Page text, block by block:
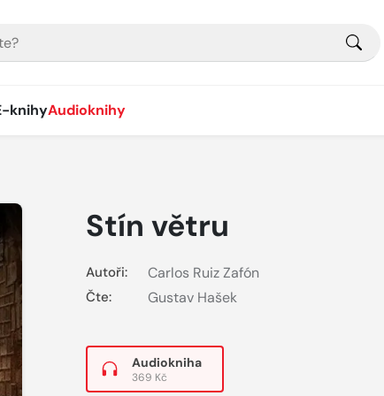
knihyAudioknihy
Stín větru
Autoři: Carlos Ruiz Zafón
Čte: Gustav Hašek
Audiokniha
369 Kč